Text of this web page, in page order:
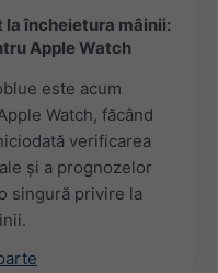
la încheietura mâinii:
Apple Watch
este acum
Watch, făcând
verificarea
și a prognozelor
singură privire la